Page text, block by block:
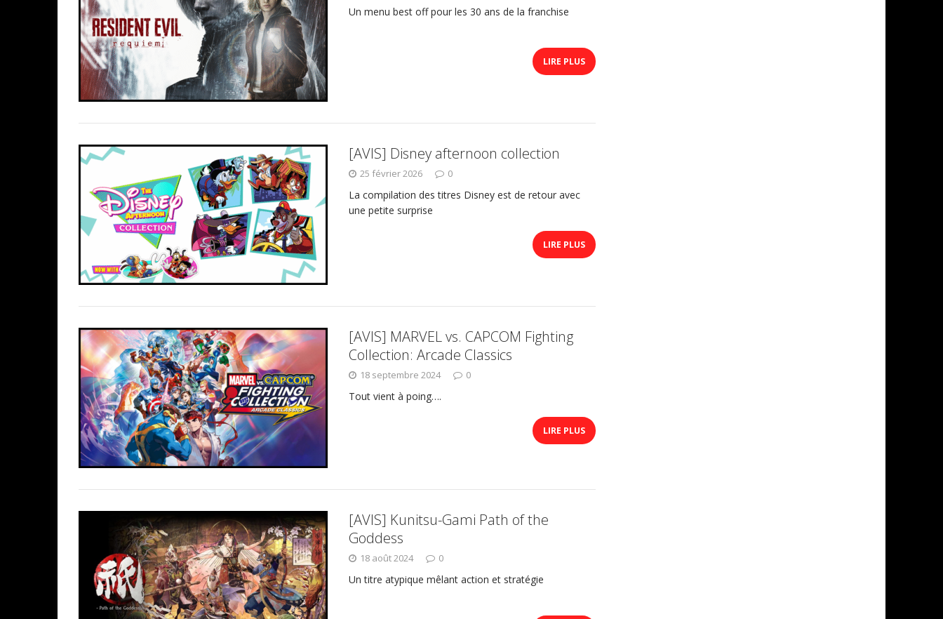
Un menu best off pour les 30 ans de la franchise
LIRE PLUS
[AVIS] Disney afternoon collection
25 février 2026 0
La compilation des titres Disney est de retour avec
une petite surprise
LIRE PLUS
[AVIS] MARVEL vs. CAPCOM Fighting
Collection: Arcade Classics
18 septembre 2024 0
Tout vient à poing….
LIRE PLUS
[AVIS] Kunitsu-Gami Path of the
Goddess
18 août 2024 0
Un titre atypique mêlant action et stratégie